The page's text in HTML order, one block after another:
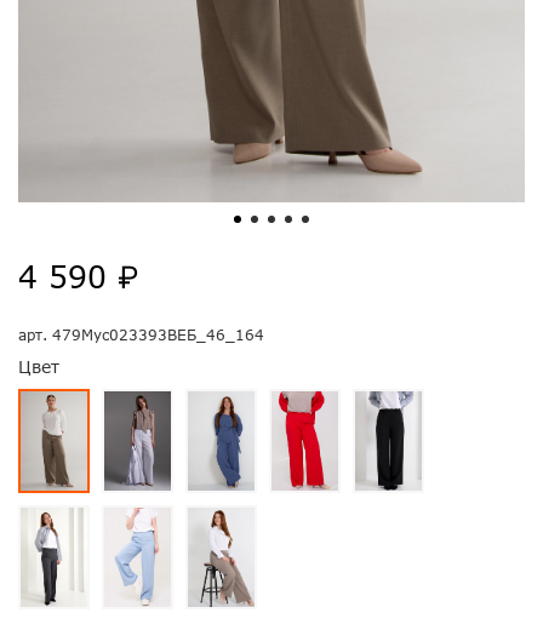
арт. 479Мус023393ВЕБ_46_164
Цвет
4 590 ₽